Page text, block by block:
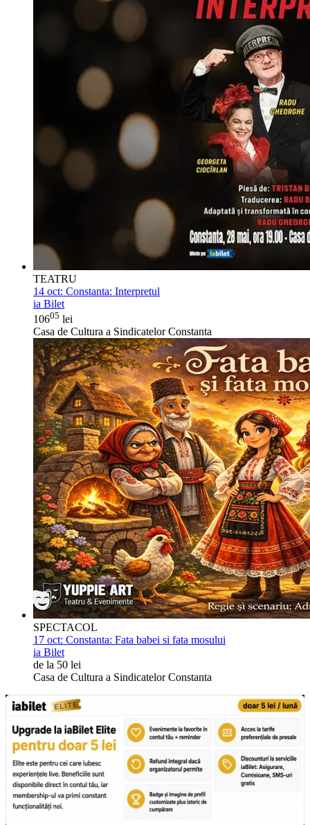
TEATRU
14 oct: Constanta: Interpretul
ia Bilet
10605 lei
Casa de Cultura a Sindicatelor Constanta
SPECTACOL
17 oct: Constanta: Fata babei si fata mosului
ia Bilet
de la 50 lei
Casa de Cultura a Sindicatelor Constanta